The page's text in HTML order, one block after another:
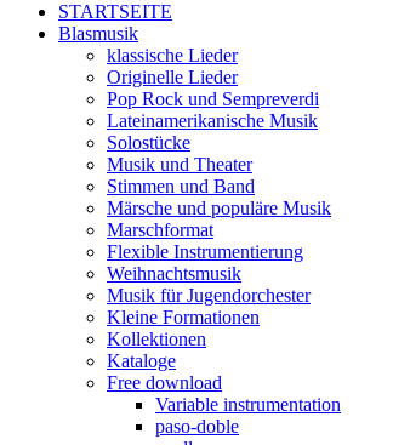
STARTSEITE
Blasmusik
klassische Lieder
Originelle Lieder
Pop Rock und Sempreverdi
Lateinamerikanische Musik
Solostücke
Musik und Theater
Stimmen und Band
Märsche und populäre Musik
Marschformat
Flexible Instrumentierung
Weihnachtsmusik
Musik für Jugendorchester
Kleine Formationen
Kollektionen
Kataloge
Free download
Variable instrumentation
paso-doble